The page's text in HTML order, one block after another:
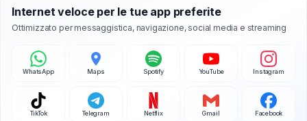
Internet veloce per le tue app preferite
Ottimizzato per messaggistica, navigazione, social media e streaming
WhatsApp Maps Spotify YouTube Instagram
TikTok Telegram Netflix Gmail Facebook